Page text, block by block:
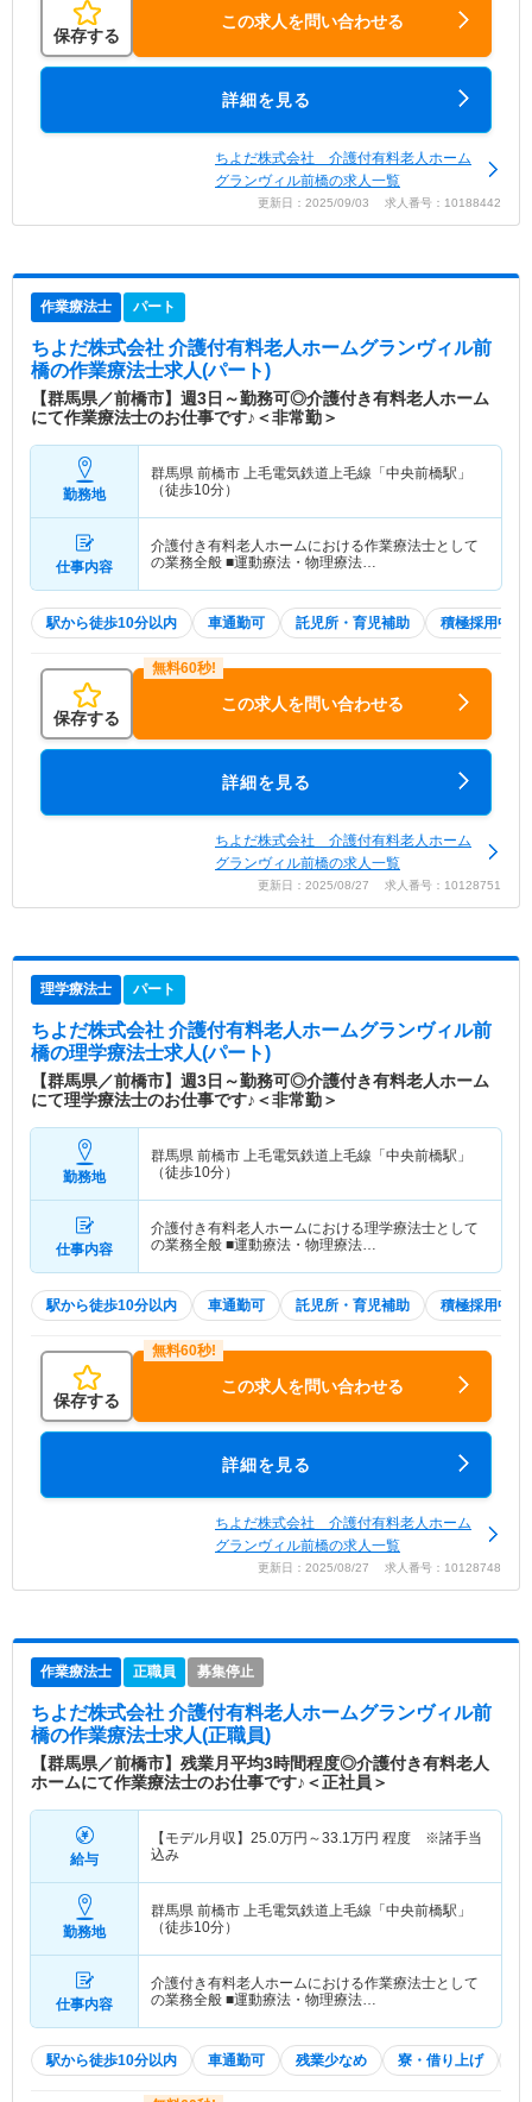
保存する
この求人を問い合わせる
詳細を見る
ちよだ株式会社 介護付有料老人ホーム
グランヴィル前橋の求人一覧
更新日：2025/09/03 求人番号：10188442
作業療法士 パート
ちよだ株式会社 介護付有料老人ホームグランヴィル前
橋の作業療法士求人(パート)
【群馬県／前橋市】週3日～勤務可◎介護付き有料老人ホーム
にて作業療法士のお仕事です♪＜非常勤＞
勤務地
群馬県 前橋市
上毛電気鉄道上毛線「中央前橋駅」
（徒歩10分）
仕事内容
介護付き有料老人ホームにおける作業療法士として
の業務全般 ■運動療法・物理療法…
駅から徒歩10分以内 車通勤可 託児所・育児補助 積極採用中
保存する
この求人を問い合わせる
詳細を見る
ちよだ株式会社 介護付有料老人ホーム
グランヴィル前橋の求人一覧
更新日：2025/08/27 求人番号：10128751
理学療法士 パート
ちよだ株式会社 介護付有料老人ホームグランヴィル前
橋の理学療法士求人(パート)
【群馬県／前橋市】週3日～勤務可◎介護付き有料老人ホーム
にて理学療法士のお仕事です♪＜非常勤＞
勤務地
群馬県 前橋市
上毛電気鉄道上毛線「中央前橋駅」
（徒歩10分）
仕事内容
介護付き有料老人ホームにおける理学療法士として
の業務全般 ■運動療法・物理療法…
駅から徒歩10分以内 車通勤可 託児所・育児補助 積極採用中
保存する
この求人を問い合わせる
詳細を見る
ちよだ株式会社 介護付有料老人ホーム
グランヴィル前橋の求人一覧
更新日：2025/08/27 求人番号：10128748
作業療法士 正職員 募集停止
ちよだ株式会社 介護付有料老人ホームグランヴィル前
橋の作業療法士求人(正職員)
【群馬県／前橋市】残業月平均3時間程度◎介護付き有料老人
ホームにて作業療法士のお仕事です♪＜正社員＞
給与
【モデル月収】 25.0万円～33.1 万円 程度 ※諸手当
込み
勤務地
群馬県 前橋市
上毛電気鉄道上毛線「中央前橋駅」
（徒歩10分）
仕事内容
介護付き有料老人ホームにおける作業療法士として
の業務全般 ■運動療法・物理療法…
駅から徒歩10分以内 車通勤可 残業少なめ 寮・借り上げ